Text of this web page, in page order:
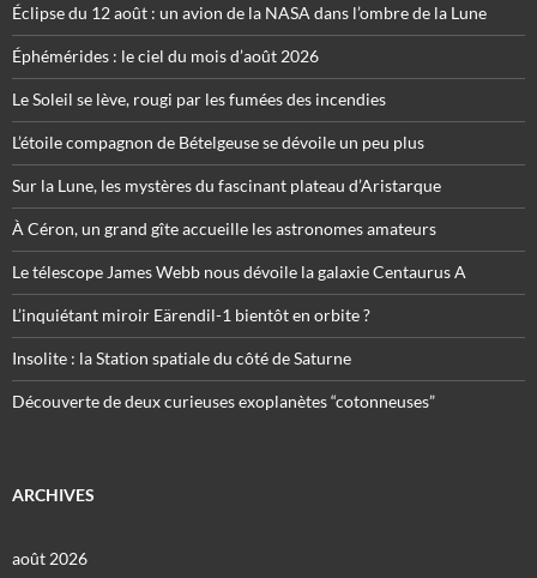
Éclipse du 12 août : un avion de la NASA dans l’ombre de la Lune
Éphémérides : le ciel du mois d’août 2026
Le Soleil se lève, rougi par les fumées des incendies
L’étoile compagnon de Bételgeuse se dévoile un peu plus
Sur la Lune, les mystères du fascinant plateau d’Aristarque
À Céron, un grand gîte accueille les astronomes amateurs
Le télescope James Webb nous dévoile la galaxie Centaurus A
L’inquiétant miroir Eärendil-1 bientôt en orbite ?
Insolite : la Station spatiale du côté de Saturne
Découverte de deux curieuses exoplanètes “cotonneuses”
ARCHIVES
août 2026